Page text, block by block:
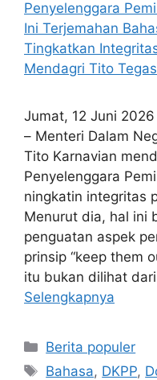
Jumat, 12 Juni
– Menteri Dalam
Tito Karnavian
Penyelenggara
ningkatin integritas
Menurut dia, hal ini
penguatan aspek
prinsip “keep them
itu bukan dilihat
Selengkapnya
Kategori
Berita populer
Tag
Bahasa, DKPP,